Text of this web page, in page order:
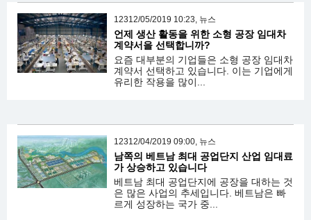
12312/05/2019 10:23, 뉴스
언제 생산 활동을 위한 소형 공장 임대차
계약서을 선택합니까?
요즘 대부분의 기업들은 소형 공장 임대차
계약서 선택하고 있습니다. 이는 기업에게
유리한 작용을 많이...
12312/04/2019 09:00, 뉴스
남쪽의 베트남 최대 공업단지 산업 임대료
가 상승하고 있습니다
베트남 최대 공업단지에 공장을 대하는 것
은 많은 사업의 추세입니다. 베트남은 빠
르게 성장하는 국가 중...